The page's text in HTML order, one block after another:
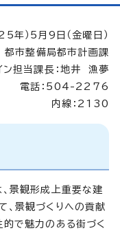
年）5月9日（金曜日）
都市整備局都市計画課
ン担当課長：地井 漁夢
電話：504-2276
内線：2130
景観形成上重要な建
、景観づくりへの貢献
で魅力のある街づく